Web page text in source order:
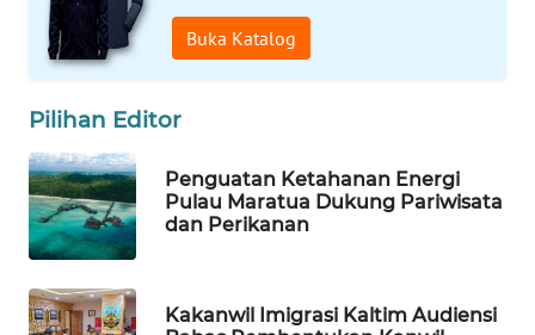
Buka Katalog
Pilihan Editor
Penguatan Ketahanan Energi
Pulau Maratua Dukung Pariwisata
dan Perikanan
Kakanwil Imigrasi Kaltim Audiensi
WAHANA
SELEB
WAHANA
WAHANA
OTOMOTIF
WAHANA
HEALTH